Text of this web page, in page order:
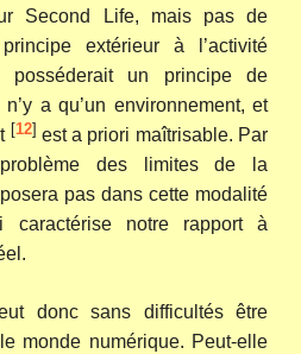
Second Life, mais pas de
extérieur à l’activité
posséderait un principe de
a qu’un environnement, et
[12] est a priori maîtrisable. Par
des limites de la
pas dans cette modalité
caractérise notre rapport à
donc sans difficultés être
monde numérique. Peut-elle